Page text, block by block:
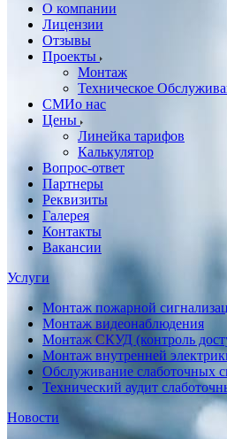
О компании
Лицензии
Отзывы
Проекты
Монтаж
Техническое
СМИо нас
Цены
Линейка тарифов
Калькулятор
Вопрос-ответ
Партнеры
Реквизиты
Галерея
Контакты
Вакансии
Услуги
Монтаж пожарной
Монтаж видеонаблюдения
Монтаж СКУД (контроль
Монтаж внутренней
Обслуживание слаботочных
Технический аудит
Новости